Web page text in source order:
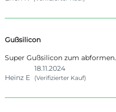
Gußsilicon
Super Gußsilicon zum abformen.
Heinz E
18.11.2024
(Verifizierter Kauf)